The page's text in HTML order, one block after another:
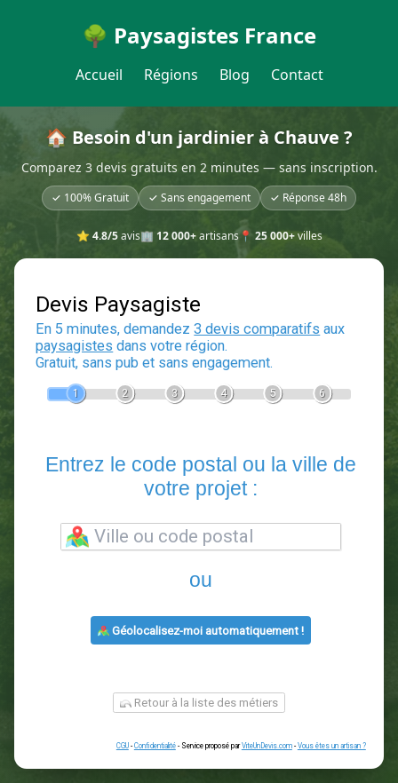
🌳 Paysagistes France
Accueil Régions Blog Contact
🏠 Besoin d'un jardinier à Chauve ?
Comparez 3 devis gratuits en 2 minutes — sans inscription.
✓ 100% Gratuit ✓ Sans engagement ✓ Réponse 48h
⭐ 4.8/5avis🏢 12 000+artisans📍 25 000+villes
Devis Paysagiste
En 5 minutes, demandez3 devis comparatifs
votre projet :
ou
Géolocalisez-moi automatiquement !